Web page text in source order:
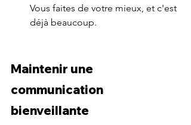
Vous faites de votre mieux, et c'est
déjà beaucoup.
Maintenir une
communication
bienveillante